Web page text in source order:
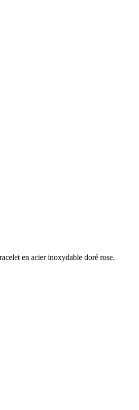
en acier inoxydable doré rose.